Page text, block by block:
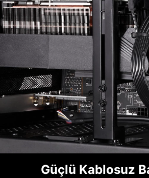
Güçlü Kablosuz